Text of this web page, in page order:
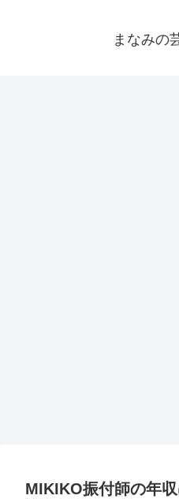
まなみの
MIKIKO振付師の年